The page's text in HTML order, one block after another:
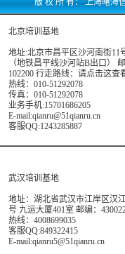
版 权 所 有： 上海曙海
北京培训基地
地址:北京市昌平区沙河南街11
（地铁昌平线沙河站B出口）
102200 行走路线： 请点击这查
热线：010-51292078
传真：010-51292078
业务手机:15701686205
E-mail:qianru@51qianru.cn
客服QQ:1243285887
武汉培训基地
地址：湖北省武汉市江岸区汉
号 九运大厦401室 邮编：
热线：4008699035
客服QQ:849322415
E-mail:qianru5@51qianru.cn